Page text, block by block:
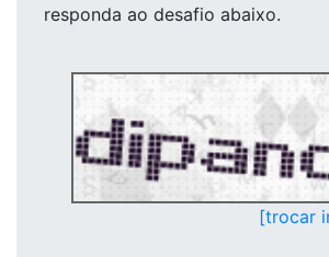
responda ao desafio abaixo.
[trocar